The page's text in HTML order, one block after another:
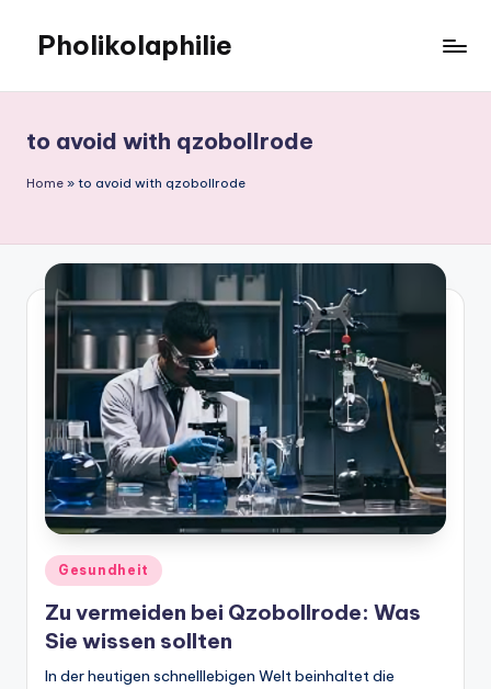
Pholikolaphilie
to avoid with qzobollrode
Home » to avoid with qzobollrode
Gesundheit
Zu vermeiden bei Qzobollrode: Was
Sie wissen sollten
In der heutigen schnelllebigen Welt beinhaltet die